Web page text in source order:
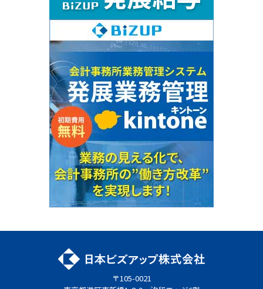
〒105-0021